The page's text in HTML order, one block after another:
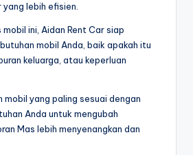
lebih efisien.
ini, Aidan Rent Car siap
mobil Anda, baik apakah itu
keluarga, atau keperluan
mobil yang paling sesuai dengan
Anda untuk mengubah
Mas lebih menyenangkan dan